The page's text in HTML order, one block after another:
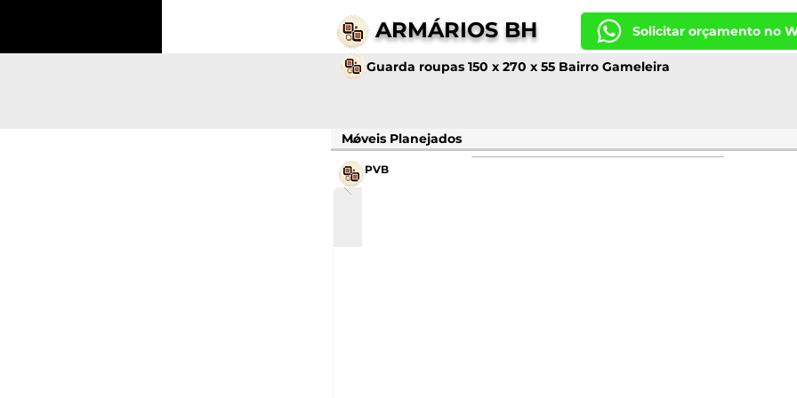
ARMÁRIOS BH Solicitar orçamento no
Guarda roupas 150 x 270 x 55 Bairro Gameleira
PVB